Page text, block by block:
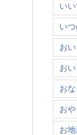
い
い
お
お
おな
おや
お